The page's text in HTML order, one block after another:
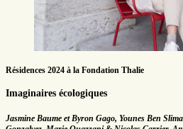
Résidences 2024 à la Fondation Thalie
Imaginaires écologiques
Jasmine Baume et Byron Gago, Younes Ben